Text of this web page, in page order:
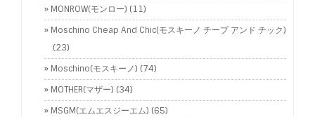
MONROW(モンロー) (11)
Moschino Cheap And Chic(モスキーノ チープ アンド チック)
(23)
Moschino(モスキーノ) (74)
MOTHER(マザー) (34)
MSGM(エムエスジーエム) (65)